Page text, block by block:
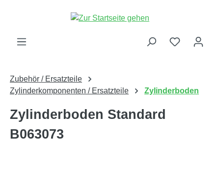
Zubehör / Ersatzteile
Zylinderkomponenten / Ersatzteile
Zylinderboden
Zylinderboden Standard
B063073